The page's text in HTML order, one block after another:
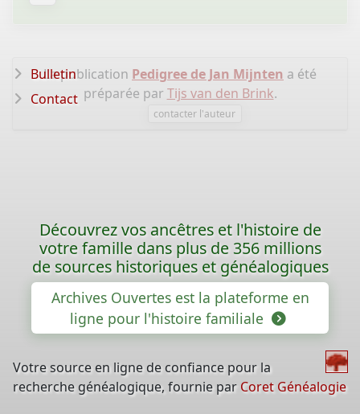
La publication Pedigree de Jan Mijnten a été
préparée par Tijs van den Brink.
contacter l'auteur
Bulletin
Contact
Découvrez vos ancêtres et l'histoire de
votre famille dans plus de 356 millions
de sources historiques et généalogiques
Archives Ouvertes est la plateforme en
ligne pour l'histoire familiale
Votre source en ligne de confiance pour la
recherche généalogique, fournie par Coret Généalogie